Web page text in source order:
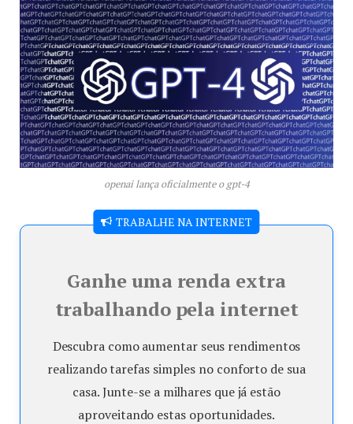
openai lança oficialmente o gpt-4
TRABALHE NA INTERNET
Ganhe uma renda extra
trabalhando pela internet
Descubra como aumentar seus rendimentos
realizando tarefas simples no conforto de sua
casa. Junte-se a milhares que já estão
aproveitando estas oportunidades.